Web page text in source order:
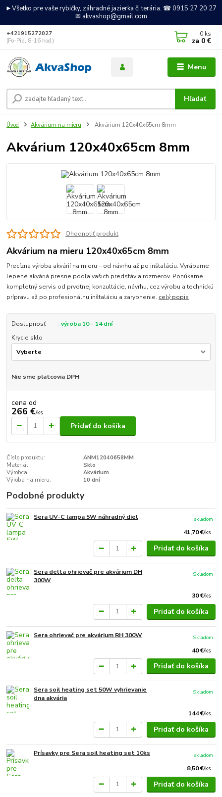
►Všetko pre vaše rybičky, záhradné jazierka či terária. ☎ 0915 27 20 27
✉ akvashop@gmail.com
Menu
Hľadať
+421915272027
(Po-Pia, 8-16 hod.)
0 ks
za 0 €
Úvod Akvárium na mieru Akvárium 120x40x65cm 8mm
Akvárium 120x40x65cm 8mm
Ohodnotiť produkt
Akvárium na mieru 120x40x65cm 8mm
Precízna výroba akvárií na mieru – od návrhu až po inštaláciu. Vyrábame
lepené akváriá presne podľa vašich predstáv a rozmerov. Ponúkame
kompletný servis od prvotnej konzultácie, návrhu, cez výrobu a technickú
prípravu až po profesionálnu inštaláciu a zarybnenie. celý popis
Dostupnosť
výroba 10 - 14 dní
Krycie sklo
Nie sme platcovia DPH
cena od
266 €/ks
Pridať do košíka
Číslo produktu:
ANM12040658MM
Materiál:
Sklo
Výrobca:
Akvárium
Výroba na mieru:
10 dní
Podobné produkty
Sera UV-C lampa 5W náhradný diel
41,70 €/ks
skladom
Pridať do košíka
Sera delta ohrievač pre akvárium DH
300W
30 €/ks
Skladom
Pridať do košíka
Sera ohrievač pre akvárium RH 300W
40 €/ks
Skladom
Pridať do košíka
Sera soil heating set 50W vyhrievanie
dna akvária
144 €/ks
Skladom
Pridať do košíka
Prísavky pre Sera soil heating set 10ks
8,50 €/ks
skladom
Pridať do košíka